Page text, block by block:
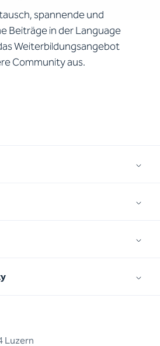
spannende und
Beiträge in der Language
Weiterbildungsangebot
Community aus.
Luzern